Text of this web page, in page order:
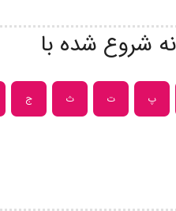
شروع شده با
پ ت ث ج